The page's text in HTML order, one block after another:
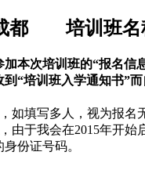
都培训班名
本次培训班的“报名
“培训班入学通知书”
如填写多人，视为报名
，由于我会在2015年开
份证号码。